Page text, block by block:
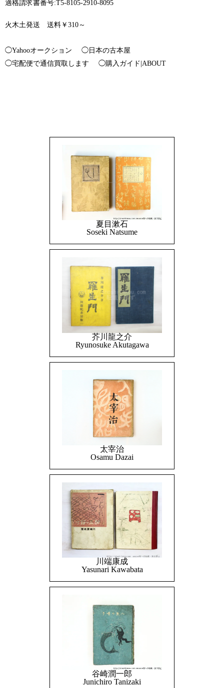
適格請求書番号:T5-8105-2910-8095
火木土発送 送料￥310～
◯Yahooオークション
◯日本の古本屋
◯宅配便で通信買取します
◯購入ガイド|ABOUT
夏目漱石
Soseki Natsume
芥川龍之介
Ryunosuke Akutagawa
太宰治
Osamu Dazai
川端康成
Yasunari Kawabata
谷崎潤一郎
Junichiro Tanizaki